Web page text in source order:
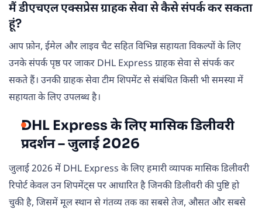
मैं डीएचएल एक्सप्रेस ग्राहक सेवा से कैसे संपर्क कर सकता
हूं?
आप फ़ोन, ईमेल और लाइव चैट सहित विभिन्न सहायता विकल्पों के लिए
उनके संपर्क पृष्ठ पर जाकर DHL Express ग्राहक सेवा से संपर्क कर
सकते हैं। उनकी ग्राहक सेवा टीम शिपमेंट से संबंधित किसी भी समस्या में
सहायता के लिए उपलब्ध है।
DHL Express के लिए मासिक डिलीवरी
प्रदर्शन – जुलाई 2026
जुलाई 2026 में DHL Express के लिए हमारी व्यापक मासिक डिलीवरी
रिपोर्ट केवल उन शिपमेंट्स पर आधारित है जिनकी डिलीवरी की पुष्टि हो
चुकी है, जिसमें मूल स्थान से गंतव्य तक का सबसे तेज, औसत और सबसे